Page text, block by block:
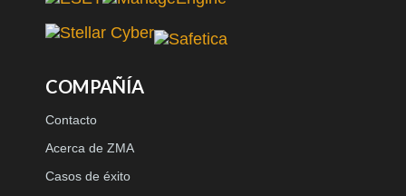
COMPAÑÍA
Contacto
Acerca de ZMA
Casos de éxito